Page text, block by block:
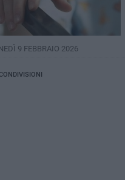
9 FEBBRAIO 2026
CONDIVISIONI